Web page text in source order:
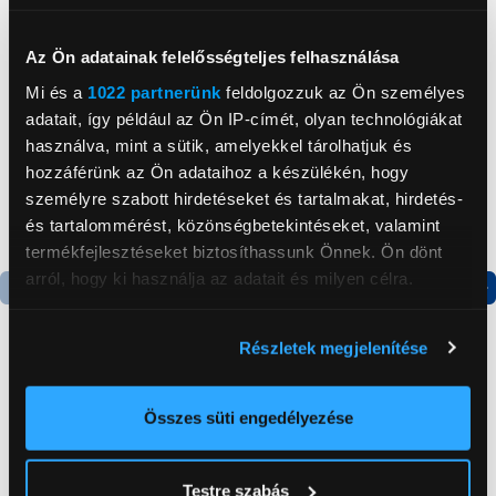
Az Ön adatainak felelősségteljes felhasználása
Mi és a 1022 partnerünk feldolgozzuk az Ön személyes
adatait, így például az Ön IP-címét, olyan technológiákat
használva, mint a sütik, amelyekkel tárolhatjuk és
hozzáférünk az Ön adataihoz a készülékén, hogy
személyre szabott hirdetéseket és tartalmakat, hirdetés-
és tartalommérést, közönségbetekintéseket, valamint
termékfejlesztéseket biztosíthassunk Önnek. Ön dönt
arról, hogy ki használja az adatait és milyen célra.
elhelyezkedéséről pár méteres pontossággal
Az Ön készülékén beazonosítása annak konkrét
Részletek megjelenítése
Összes süti engedélyezése
Testre szabás
by side hűtőszekrény
199 999 Ft
Alulfagyasztós
119 999 Ft